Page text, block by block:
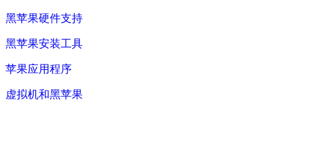
黑苹果硬件支持
黑苹果安装工具
苹果应用程序
虚拟机和黑苹果